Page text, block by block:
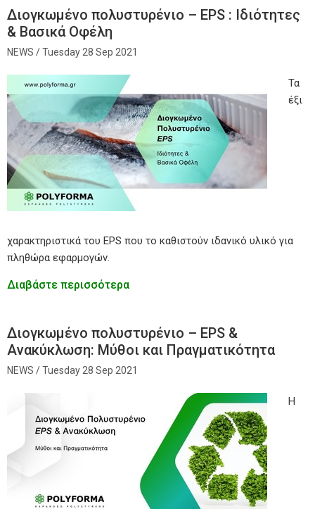
Διογκωμένο πολυστυρένιο – EPS : Ιδιότητες
& Βασικά Οφέλη
Tuesday 28 Sep 2021
Τα
έξι
χαρακτηριστικά του EPS που το καθιστούν ιδανικό υλικό για
πληθώρα εφαρμογών.
Διαβάστε περισσότερα
Διογκωμένο πολυστυρένιο – EPS &
Ανακύκλωση: Μύθοι και Πραγματικότητα
Tuesday 28 Sep 2021
Η